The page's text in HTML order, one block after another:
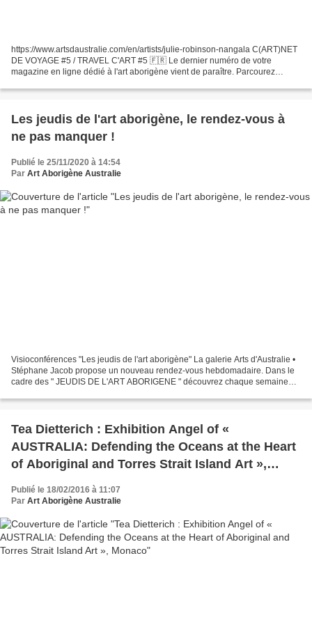
https://www.artsdaustralie.com/en/artists/julie-robinson-nangala C(ART)NET
DE VOYAGE #5 / TRAVEL C'ART #5 🇫🇷 Le dernier numéro de votre
magazine en ligne dédié à l'art aborigène vient de paraître. Parcourez
Les jeudis de l'art aborigène, le rendez-vous à
ne pas manquer !
Publié le 25/11/2020 à 14:54
Par Art Aborigène Australie
Visioconférences "Les jeudis de l'art aborigène" La galerie Arts d'Australie •
Stéphane Jacob propose un nouveau rendez-vous hebdomadaire. Dans le
cadre des " JEUDIS DE L'ART ABORIGENE " découvrez chaque semaine
Tea Dietterich : Exhibition Angel of «
AUSTRALIA: Defending the Oceans at the Heart
of Aboriginal and Torres Strait Island Art »,
Monaco
Publié le 18/02/2016 à 11:07
Par Art Aborigène Australie